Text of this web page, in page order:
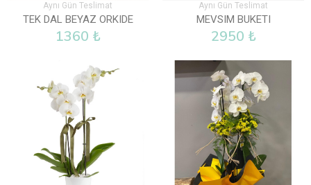
Aynı Gün Teslimat
TEK DAL BEYAZ ORKIDE
1360 ₺
Aynı Gün Teslimat
MEVSIM BUKETI
2950 ₺